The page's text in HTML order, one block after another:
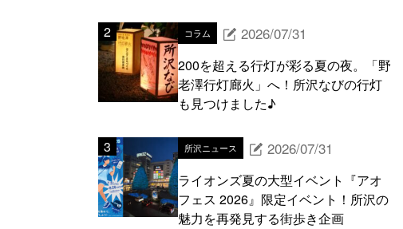
コラム 2026/07/31
200を超える行灯が彩る夏の夜。「野
老澤行灯廊火」へ！所沢なびの行灯
も見つけました♪
所沢ニュース 2026/07/31
ライオンズ夏の大型イベント『アオ
フェス 2026』限定イベント！所沢の
魅力を再発見する街歩き企画